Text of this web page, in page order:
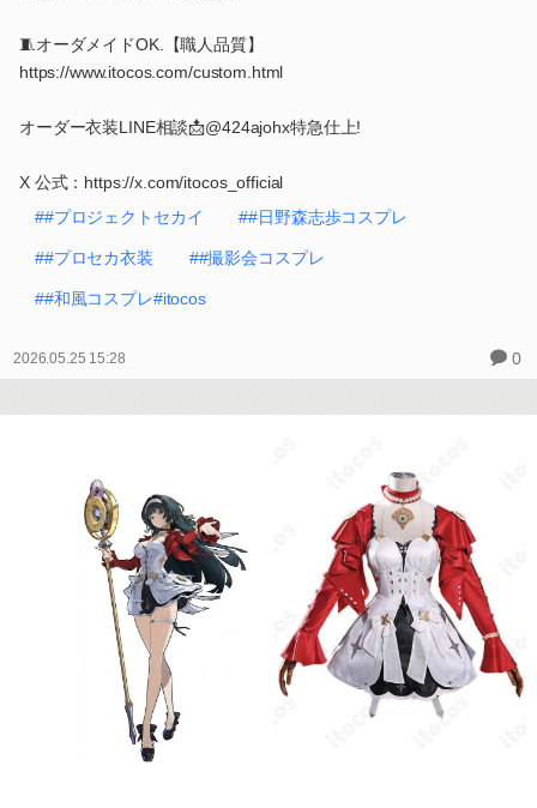
🧵オーダメイドOK.【職人品質】
https://www.itocos.com/custom.html
オーダー衣装LINE相談📩@424ajohx特急仕上!
X 公式：https://x.com/itocos_official
##プロジェクトセカイ
##日野森志歩コスプレ
##プロセカ衣装 ##撮影会コスプレ
##和風コスプレ#itocos
2026.05.25 15:28 0